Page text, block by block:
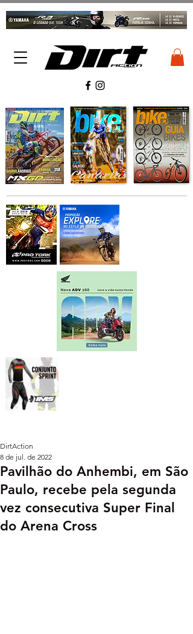
Pavilhão do Anhembi, em São
Paulo, recebe pela segunda
vez consecutiva Super Final
do Arena Cross
DirtAction
8 de jul. de 2022